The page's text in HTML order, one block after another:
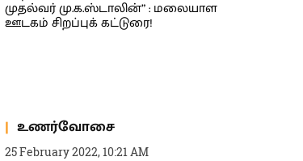
உணர்வோசை
25 February 2022, 10:21 AM